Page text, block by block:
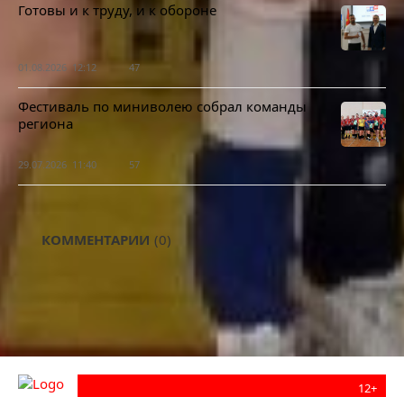
Готовы и к труду, и к обороне
01.08.2026 12:12 47
Фестиваль по миниволею собрал команды
региона
29.07.2026 11:40 57
КОММЕНТАРИИ (0)
12+